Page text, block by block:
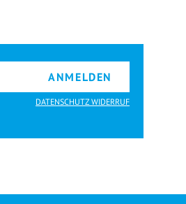
ANMELDEN
DATENSCHUTZ WIDERRUF